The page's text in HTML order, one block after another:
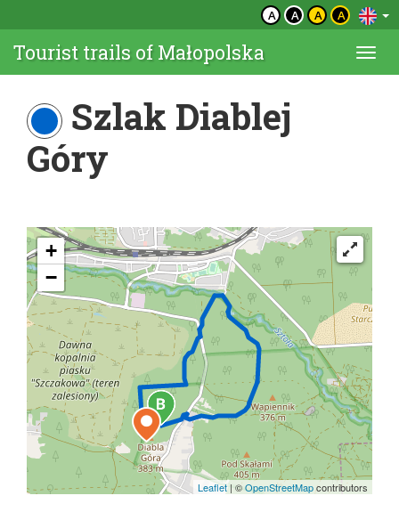
A A A A
Tourist trails of Małopolska
Szlak Diablej
Góry
+
−
Leaflet | ©OpenStreetMapcontributors